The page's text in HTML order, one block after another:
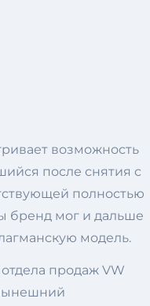
возможность
после снятия с
полностью
бренд мог и дальше
модель.
продаж VW